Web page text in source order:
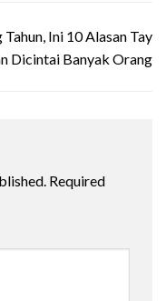
Tahun, Ini 10 Alasan Tay
Dicintai Banyak Orang
Required